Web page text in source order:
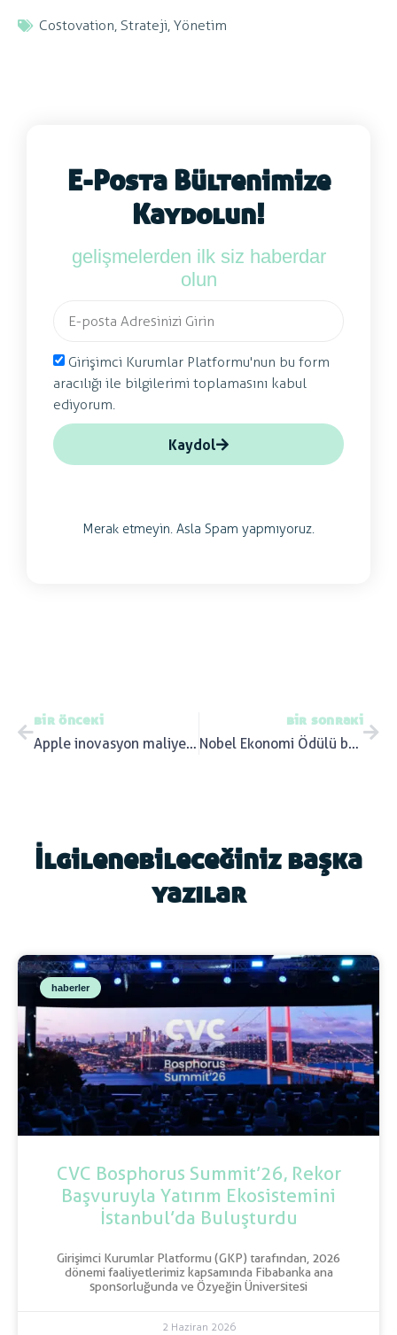
Costovation, Strateji, Yönetim
E-Posta Bültenimize
Kaydolun!
gelişmelerden ilk siz haberdar
olun
Girişimci Kurumlar Platformu'nun bu form
aracılığı ile bilgilerimi toplamasını kabul
ediyorum.
Kaydol
Merak etmeyin. Asla Spam yapmıyoruz.
bir önceki
Apple inovasyon maliyetini neden düşürmeli?
bir sonraki
Nobel Ekonomi Ödülü bu yıl neden inovasyona gitti?
İlgilenebileceğiniz başka
yazılar
haberler
CVC Bosphorus Summit’26, Rekor
Başvuruyla Yatırım Ekosistemini
İstanbul’da Buluşturdu
Girişimci Kurumlar Platformu (GKP) tarafından, 2026
dönemi faaliyetlerimiz kapsamında Fibabanka ana
sponsorluğunda ve Özyeğin Üniversitesi
2 Haziran 2026